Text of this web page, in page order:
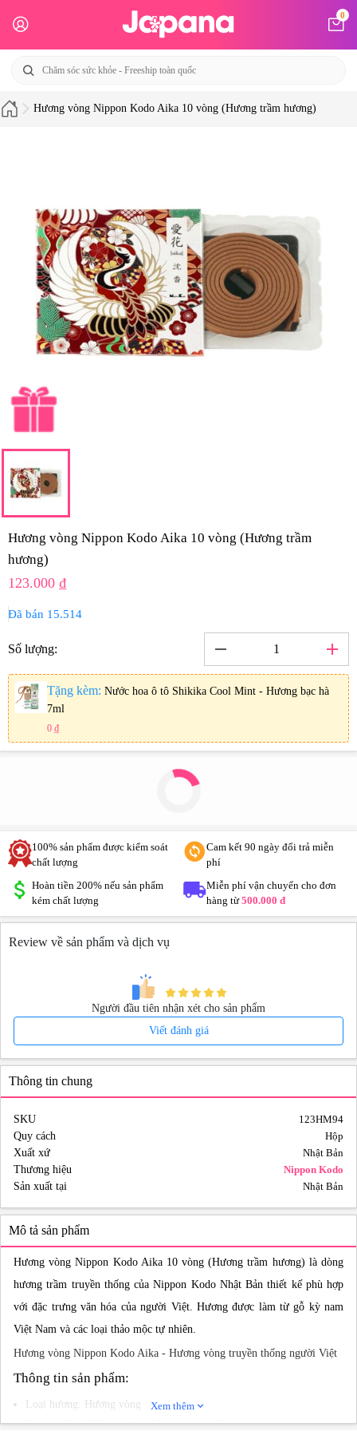
0
Hương vòng Nippon Kodo Aika 10 vòng (Hương trầm hương)
Hương vòng Nippon Kodo Aika 10 vòng (Hương trầm
hương)
123.000 ₫
Đã bán 15.514
Số lượng: remove add
Tặng kèm: Nước hoa ô tô Shikika Cool Mint - Hương bạc hà
7ml
0 ₫
100% sản phẩm được kiểm soát
chất lượng
Cam kết 90 ngày đổi trả miễn
phí
Hoàn tiền 200% nếu sản phẩm
kém chất lượng
Miễn phí vận chuyển cho đơn
hàng từ500.000 đ
Review về sản phẩm và dịch vụ
Người đầu tiên nhận xét cho sản phẩm
Viết đánh giá
Thông tin chung
SKU
123HM94
Quy cách
Hộp
Xuất xứ
Nhật Bản
Thương hiệu
Nippon Kodo
Sản xuất tại
Nhật Bản
Mô tả sản phẩm
Hương vòng Nippon Kodo Aika 10 vòng (Hương trầm hương) là dòng
hương trầm truyền thống của Nippon Kodo Nhật Bản thiết kế phù hợp
với đặc trưng văn hóa của người Việt. Hương được làm từ gỗ kỳ nam
Việt Nam và các loại thảo mộc tự nhiên.
Hương vòng Nippon Kodo Aika - Hương vòng truyền thống người Việt
Thông tin sản phẩm:
Loại hương: Hương vòng
Thành phần: Trầm hương, thảo mộc tự nhiên
Xem thêm expand_more